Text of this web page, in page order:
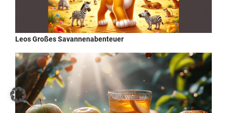
Leos Großes Savannenabenteuer